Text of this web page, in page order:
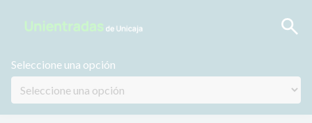
Seleccione una opción